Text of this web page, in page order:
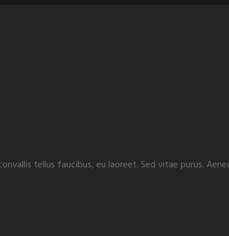
tellus faucibus, eu laoreet. Sed vitae purus.